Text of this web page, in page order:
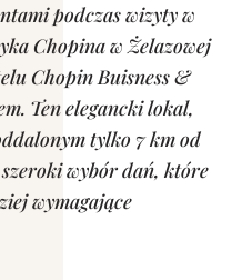
podczas wizyty w
Chopina w Żelazowej
Chopin Buisness &
Ten elegancki lokal,
tylko 7 km od
wybór dań, które
wymagające